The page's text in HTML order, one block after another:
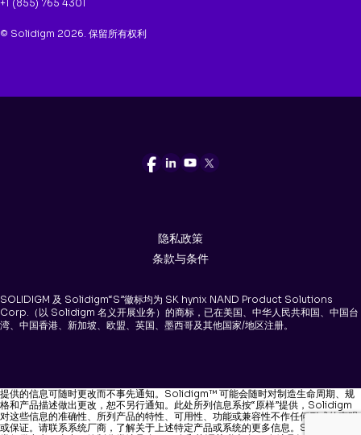
+1 (855) 765 4301
© Solidigm 2026. 保留所有权利
隐私政策
条款与条件
SOLIDIGM 及 Solidigm“S”徽标均为 SK hynix NAND Product Solutions
Corp.（以 Solidigm 名义开展业务）的商标，已在美国、中华人民共和国、中国台
湾、中国香港、新加坡、欧盟、英国、墨西哥及其他国家/地区注册。
提供的信息可随时更改而不事先通知。Solidigm™ 可能会随时对制造生命周期、规
格和产品描述做出更改，恕不另行通知。此处所列信息系按“原样”提供，Solidigm
对这些信息的准确性、所列产品的特性、可用性、功能或兼容性不作任何形式的声明
或保证。请联系系统厂商，了解关于上述特定产品或系统的更多信息。Solidigm 分